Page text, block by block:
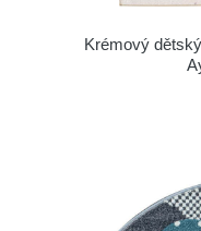
Krémový